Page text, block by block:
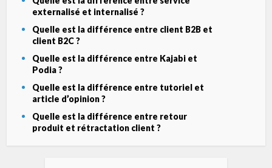
externalisé et internalisé ?
Quelle est la différence entre client B2B et
client B2C ?
Quelle est la différence entre Kajabi et
Podia ?
Quelle est la différence entre tutoriel et
article d’opinion ?
Quelle est la différence entre retour
produit et rétractation client ?